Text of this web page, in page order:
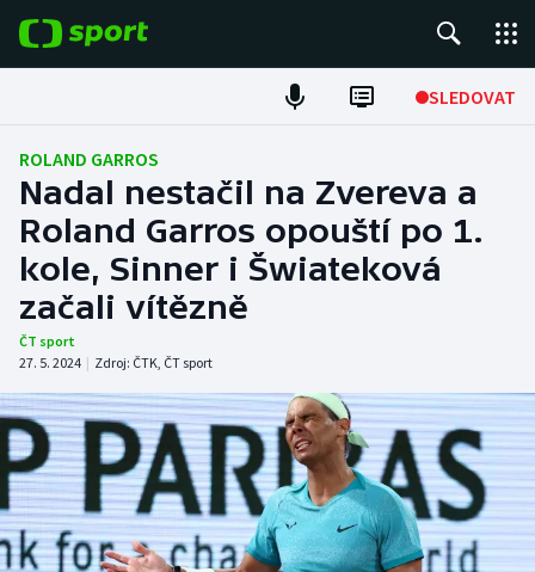
SLEDOVAT
Fotbal
Hokej
Tenis
Atletika
DALŠÍ SPORTY
Americký fotbal
Baseball a softbal
NEPŘEHLÉDNĚTE
Soutěže
ROLAND GARROS
Nadal nestačil na Zvereva a
Roland Garros opouští po 1.
kole, Sinner i Šwiateková
začali vítězně
ČT sport
27. 5. 2024 | Zdroj: ČTK, ČT sport